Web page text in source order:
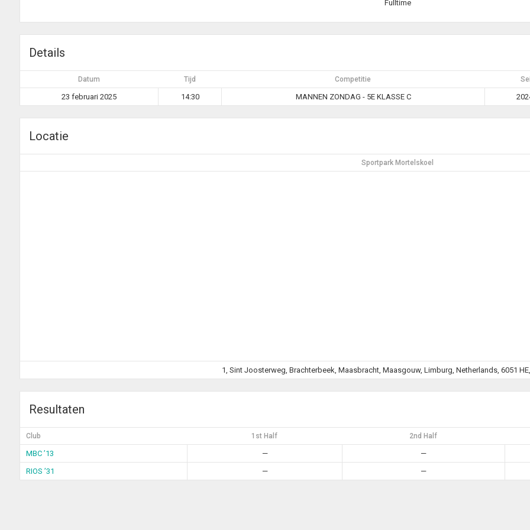
Fulltime
Details
Datum Tijd Competitie
23 februari 2025 14:30 MANNEN ZONDAG - 5E KLASSE C
Locatie
Sportpark Mortelskoel
1, Sint Joosterweg, Brachterbeek, Maasbracht, Maasgouw, Limburg, Netherlands, 6051
Resultaten
Club 1st Half 2nd Half
MBC ’13 — —
RIOS ’31
— —